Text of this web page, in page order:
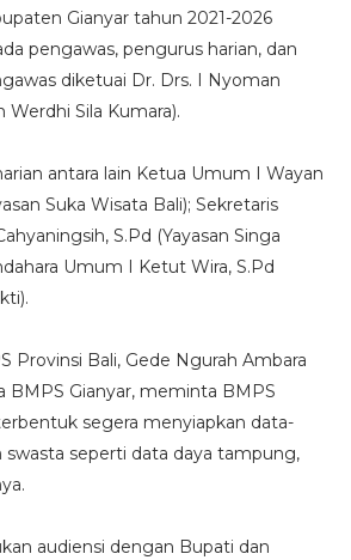
Gianyar tahun 2021-2026
pengawas, pengurus harian, dan
diketuai Dr. Drs. I Nyoman
Werdhi Sila Kumara).
antara lain Ketua Umum I Wayan
Suka Wisata Bali); Sekretaris
S.Pd (Yayasan Singa
Umum I Ketut Wira, S.Pd
Provinsi Bali, Gede Ngurah Ambara
BMPS Gianyar, meminta BMPS
segera menyiapkan data-
swasta seperti data daya tampung,
audiensi dengan Bupati dan